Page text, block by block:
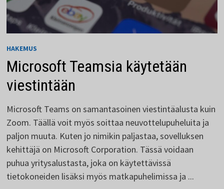
HAKEMUS
Microsoft Teamsia käytetään
viestintään
Microsoft Teams on samantasoinen viestintäalusta kuin
Zoom. Täällä voit myös soittaa neuvottelupuheluita ja
paljon muuta. Kuten jo nimikin paljastaa, sovelluksen
kehittäjä on Microsoft Corporation. Tässä voidaan
puhua yritysalustasta, joka on käytettävissä
tietokoneiden lisäksi myös matkapuhelimissa ja ...